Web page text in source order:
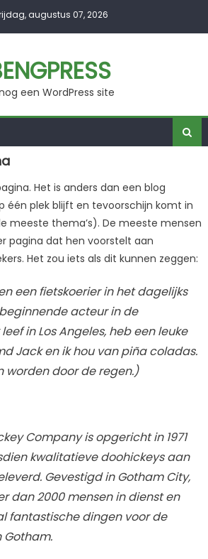
augustus 07, 2026
een WordPress site
Het is anders dan een blog
één plek blijft en tevoorschijn komt in
meeste thema’s). De meeste mensen
pagina dat hen voorstelt aan
Het zou iets als dit kunnen zeggen:
een fietskoerier in het dagelijks
acteur in de
in Los Angeles, heb een leuke
Jack en ik hou van piña coladas.
worden door de regen.)
Company is opgericht in 1971
kwalitatieve doohickeys aan
Gevestigd in Gotham City,
dan 2000 mensen in dienst en
fantastische dingen voor de